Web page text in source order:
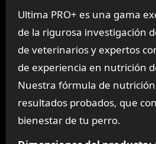
Ultima PRO+ es una gama
de la rigurosa investigación
de veterinarios y expertos
de experiencia en nutrición
Nuestra fórmula de
resultados probados, que
bienestar de tu perro.